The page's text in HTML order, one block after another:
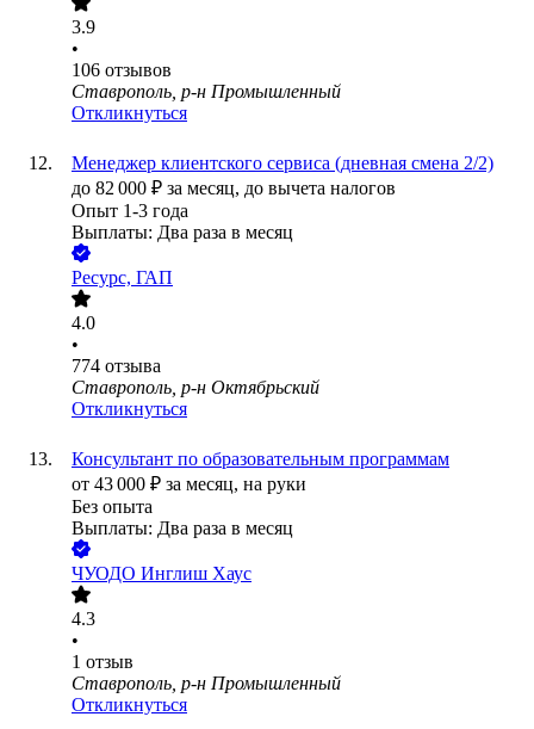
3.9
•
106 отзывов
Ставрополь, р-н Промышленный
Откликнуться
Менеджер клиентского сервиса (дневная смена 2/2)
до 82 000 ₽ за месяц, до вычета налогов
Опыт 1-3 года
Выплаты: Два раза в месяц
Ресурс, ГАП
4.0
•
774 отзыва
Ставрополь, р-н Октябрьский
Откликнуться
Консультант по образовательным программам
от 43 000 ₽ за месяц, на руки
Без опыта
Выплаты: Два раза в месяц
ЧУОДО Инглиш Хаус
4.3
•
1 отзыв
Ставрополь, р-н Промышленный
Откликнуться